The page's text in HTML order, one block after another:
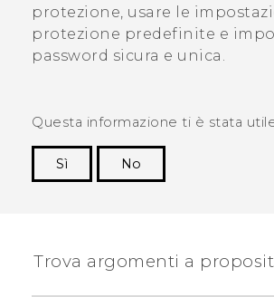
protezione, usare le
protezione predefinite e
password sicura e unica.
Questa informazione ti è stata
Sì
No
Trova argomenti a